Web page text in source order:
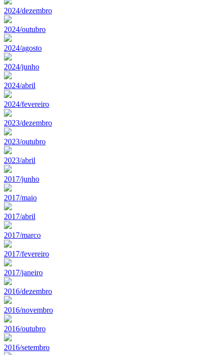
2024/dezembro
2024/outubro
2024/agosto
2024/junho
2024/abril
2024/fevereiro
2023/dezembro
2023/outubro
2023/abril
2017/junho
2017/maio
2017/abril
2017/marco
2017/fevereiro
2017/janeiro
2016/dezembro
2016/novembro
2016/outubro
2016/setembro